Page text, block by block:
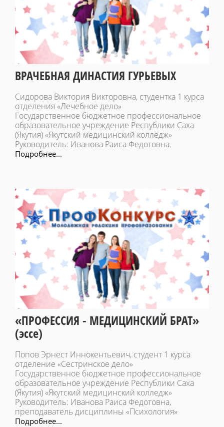
ВРАЧЕБНАЯ ДИНАСТИЯ ГУРЬЕВЫХ
Сидорова Виктория Викторовна, студентка 1 курса
отделения «Лечебное дело»
Государственное бюджетное профессиональное
образовательное учреждение Республики Саха
(Якутия) «Якутский медицинский колледж»
Руководитель: Иванова Раиса Федотовна.
Подробнее...
«ПРОФЕССИЯ - МЕДИЦИНСКИЙ БРАТ»
(эссе)
Попов Эрнест Иннокентьевич, студент 1 курса
отделение «Сестринское дело»
Государственное бюджетное профессиональное
образовательное учреждение Республики Саха
(Якутия) «Якутский медицинский колледж»
Руководитель: Иванова Раиса Федотовна,
преподаватель дисциплины «Психология»
Подробнее...